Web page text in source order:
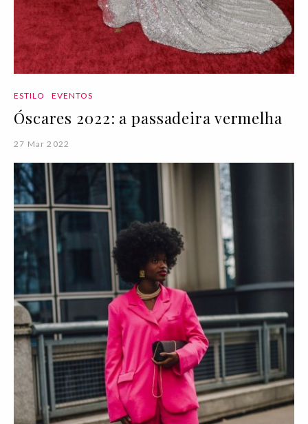
ESTILO EVENTOS
Óscares 2022: a passadeira vermelha
27 Mar 2022